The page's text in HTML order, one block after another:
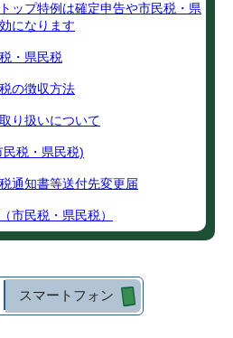
ップ特例は確定申告や市民税・県
になります
・県民税
の徴収方法
り扱いについて
税・県民税)
通知書等送付先変更届
市民税・県民税）
スマートフォン